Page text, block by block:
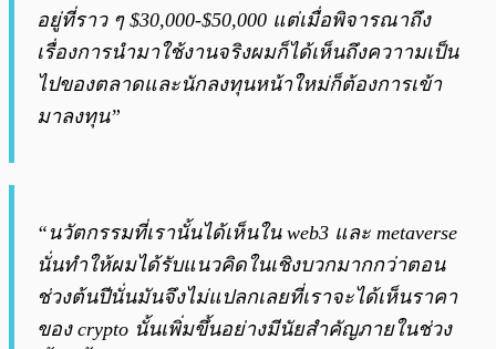
อยู่ที่ราว ๆ $30,000-$50,000 แต่เมื่อพิจารณาถึง
เรื่องการนำมาใช้งานจริงผมก็ได้เห็นถึงควาามเป็น
ไปของตลาดและนักลงทุนหน้าใหม่ก็ต้องการเข้า
มาลงทุน”
“นวัตกรรมที่เรานั้นได้เห็นใน web3 และ metaverse
นั่นทำให้ผมได้รับแนวคิดในเชิงบวกมากกว่าตอน
ช่วงต้นปีนั่นมันจึงไม่แปลกเลยที่เราจะได้เห็นราคา
ของ crypto นั้นเพิ่มขึ้นอย่างมีนัยสำคัญภายในช่วง